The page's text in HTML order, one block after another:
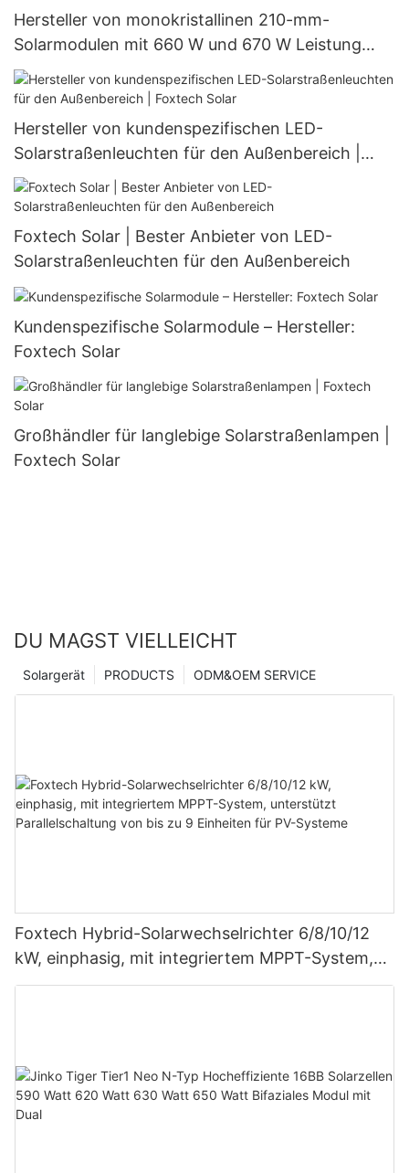
Hersteller von monokristallinen 210-mm-
Solarmodulen mit 660 W und 670 W Leistung
(halbgeschnitten, 132 Zellen)
Hersteller von kundenspezifischen LED-
Solarstraßenleuchten für den Außenbereich |
Foxtech Solar
Foxtech Solar | Bester Anbieter von LED-
Solarstraßenleuchten für den Außenbereich
Kundenspezifische Solarmodule – Hersteller:
Foxtech Solar
Großhändler für langlebige Solarstraßenlampen |
Foxtech Solar
DU MAGST VIELLEICHT
ODM&OEM SERVICE
PRODUCTS
Solargerät
Foxtech Hybrid-Solarwechselrichter 6/8/10/12
kW, einphasig, mit integriertem MPPT-System,
unterstützt Parallelschaltung von bis zu 9